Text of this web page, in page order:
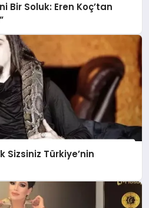
Bir Soluk: Eren Koç’tan
Sizsiniz Türkiye’nin